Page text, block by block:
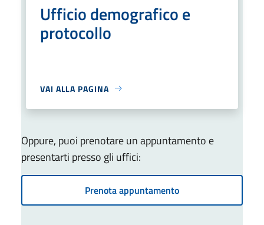
Ufficio demografico e
protocollo
VAI ALLA PAGINA
Oppure, puoi prenotare un appuntamento e
presentarti presso gli uffici:
Prenota appuntamento